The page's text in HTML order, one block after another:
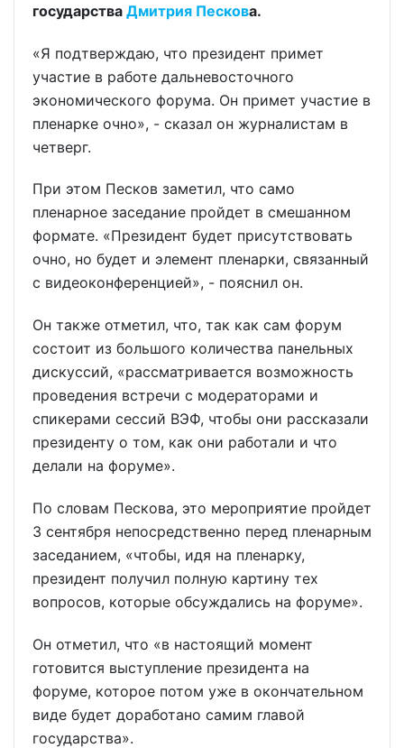
государства Дмитрия Пескова.
«Я подтверждаю, что президент примет
участие в работе дальневосточного
экономического форума. Он примет участие в
пленарке очно», - сказал он журналистам в
четверг.
При этом Песков заметил, что само
пленарное заседание пройдет в смешанном
формате. «Президент будет присутствовать
очно, но будет и элемент пленарки, связанный
с видеоконференцией», - пояснил он.
Он также отметил, что, так как сам форум
состоит из большого количества панельных
дискуссий, «рассматривается возможность
проведения встречи с модераторами и
спикерами сессий ВЭФ, чтобы они рассказали
президенту о том, как они работали и что
делали на форуме».
По словам Пескова, это мероприятие пройдет
3 сентября непосредственно перед пленарным
заседанием, «чтобы, идя на пленарку,
президент получил полную картину тех
вопросов, которые обсуждались на форуме».
Он отметил, что «в настоящий момент
готовится выступление президента на
форуме, которое потом уже в окончательном
виде будет доработано самим главой
государства».